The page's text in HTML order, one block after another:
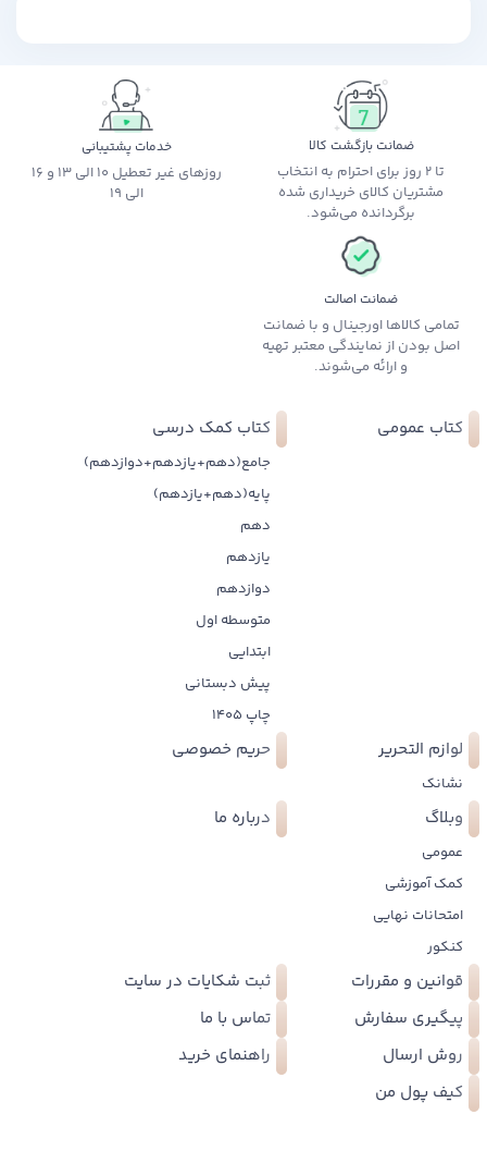
ضمانت بازگشت کالا
تا 2 روز برای احترام به انتخاب
مشتریان کالای خریداری شده
برگردانده می‌شود.
خدمات پشتیبانی
روزهای غیر تعطیل 10 الی 13 و 16
الی 19
ضمانت اصالت
تمامی کالاها اورجینال و با ضمانت
اصل بودن از نمایندگی معتبر تهیه
و ارائه می‌شوند.
کتاب عمومی کتاب کمک درسی
جامع(دهم+یازدهم+دوازدهم)
پایه(دهم+یازدهم)
دهم
یازدهم
دوازدهم
متوسطه اول
ابتدایی
پیش دبستانی
چاپ 1405
لوازم التحریر
نشانک
حریم خصوصی
وبلاگ
عمومی
کمک آموزشی
امتحانات نهایی
کنکور
درباره ما
قوانین و مقررات
ثبت شکایات در سایت
پیگیری سفارش
تماس با ما
روش ارسال
راهنمای خرید
کیف پول من